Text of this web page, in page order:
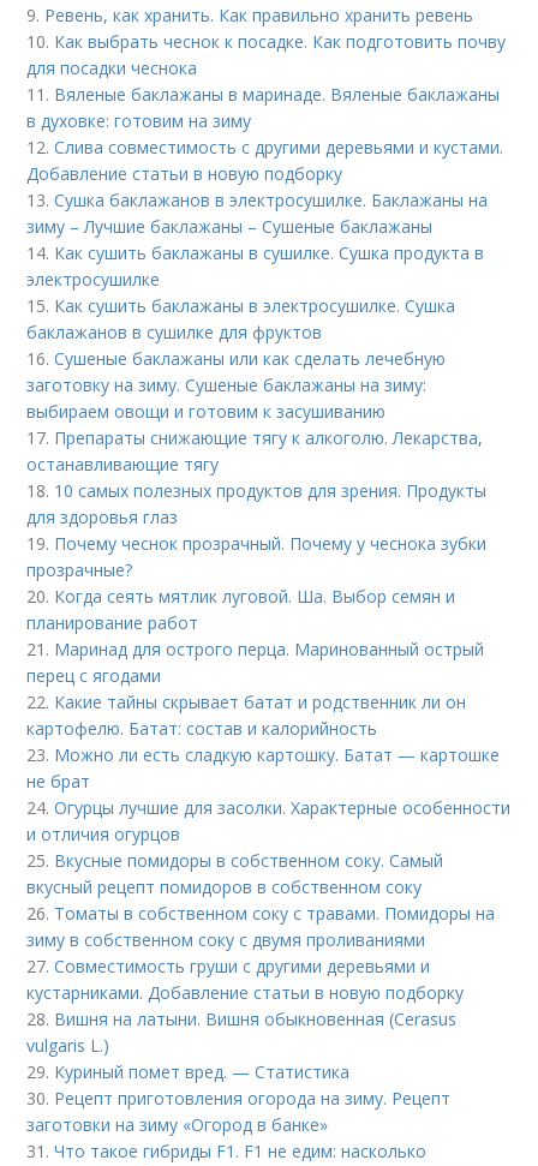
9. Ревень, как хранить. Как правильно хранить ревень
10. Как выбрать чеснок к посадке. Как подготовить почву
для посадки чеснока
11. Вяленые баклажаны в маринаде. Вяленые баклажаны
в духовке: готовим на зиму
12.Слива совместимость с другими деревьями и кустами.
Добавление статьи в новую подборку
13.Сушка баклажанов в электросушилке. Баклажаны на
зиму – Лучшие баклажаны – Сушеные баклажаны
14. Как сушить баклажаны в сушилке. Сушка продукта в
электросушилке
15. Как сушить баклажаны в электросушилке. Сушка
баклажанов в сушилке для фруктов
16.Сушеные баклажаны или как сделать лечебную
заготовку на зиму. Сушеные баклажаны на зиму:
выбираем овощи и готовим к засушиванию
17. Препараты снижающие тягу к алкоголю. Лекарства,
останавливающие тягу
18. 10 самых полезных продуктов для зрения. Продукты
для здоровья глаз
19. Почему чеснок прозрачный. Почему у чеснока зубки
прозрачные?
20. Когда сеять мятлик луговой. Ша. Выбор семян и
планирование работ
21. Маринад для острого перца. Маринованный острый
перец с ягодами
22. Какие тайны скрывает батат и родственник ли он
картофелю. Батат: состав и калорийность
23. Можно ли есть сладкую картошку. Батат — картошке
не брат
24.Огурцы лучшие для засолки. Характерные особенности
и отличия огурцов
25. Вкусные помидоры в собственном соку. Самый
вкусный рецепт помидоров в собственном соку
26. Томаты в собственном соку с травами. Помидоры на
зиму в собственном соку с двумя проливаниями
27.Совместимость груши с другими деревьями и
кустарниками. Добавление статьи в новую подборку
28. Вишня на латыни. Вишня обыкновенная (Cerasus
vulgaris L.)
29. Куриный помет вред. — Статистика
30. Рецепт приготовления огорода на зиму. Рецепт
заготовки на зиму «Огород в банке»
31.Что такое гибриды F1. F1 не едим: насколько